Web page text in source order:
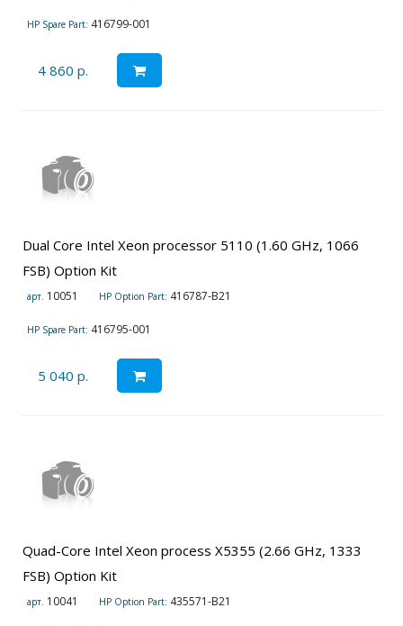
HP Spare Part: 416799-001
4 860 р.
Dual Core Intel Xeon processor 5110 (1.60 GHz, 1066
FSB) Option Kit
арт. 10051 HP Option Part: 416787-B21
HP Spare Part: 416795-001
5 040 р.
Quad-Core Intel Xeon process X5355 (2.66 GHz, 1333
FSB) Option Kit
арт. 10041 HP Option Part: 435571-B21